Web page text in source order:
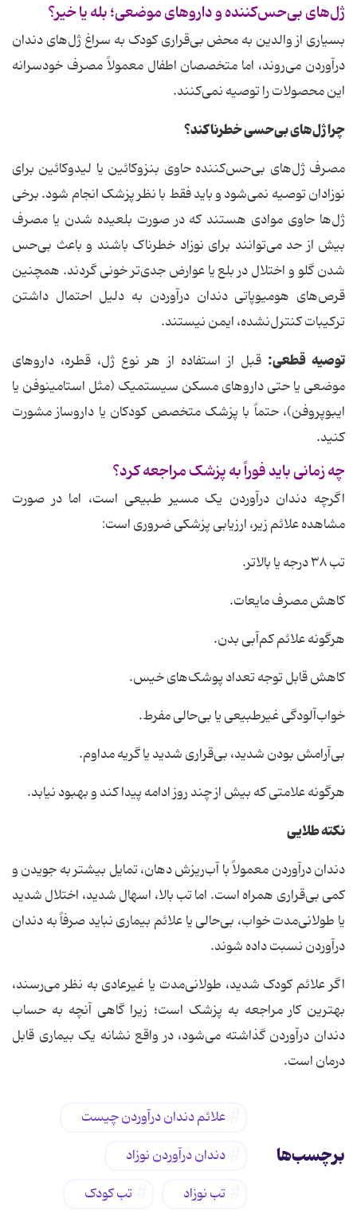
ژل‌های بی‌حس‌کننده و داروهای موضعی؛ بله یا خیر؟
بسیاری از والدین به محض بی‌قراری کودک به سراغ ژل‌های دندان
درآوردن می‌روند، اما متخصصان اطفال معمولاً مصرف خودسرانه
این محصولات را توصیه نمی‌کنند.
چرا ژل‌های بی‌حسی خطرناکند؟
مصرف ژل‌های بی‌حس‌کننده حاوی بنزوکائین یا لیدوکائین برای
نوزادان توصیه نمی‌شود و باید فقط با نظر پزشک انجام شود. برخی
ژل‌ها حاوی موادی هستند که در صورت بلعیده شدن یا مصرف
بیش از حد می‌توانند برای نوزاد خطرناک باشند و باعث بی‌حس
شدن گلو و اختلال در بلع یا عوارض جدی‌تر خونی گردند. همچنین
قرص‌های هومیوپاتی دندان درآوردن به دلیل احتمال داشتن
ترکیبات کنترل‌نشده، ایمن نیستند.
توصیه قطعی: قبل از استفاده از هر نوع ژل، قطره، داروهای
موضعی یا حتی داروهای مسکن سیستمیک (مثل استامینوفن یا
ایبوپروفن)، حتماً با پزشک متخصص کودکان یا داروساز مشورت
کنید.
چه زمانی باید فوراً به پزشک مراجعه کرد؟
اگرچه دندان درآوردن یک مسیر طبیعی است، اما در صورت
مشاهده علائم زیر، ارزیابی پزشکی ضروری است:
تب ۳۸ درجه یا بالاتر.
کاهش مصرف مایعات.
هرگونه علائم کم‌آبی بدن.
کاهش قابل توجه تعداد پوشک‌های خیس.
خواب‌آلودگی غیرطبیعی یا بی‌حالی مفرط.
بی‌آرامش بودن شدید، بی‌قراری شدید یا گریه مداوم.
هرگونه علامتی که بیش از چند روز ادامه پیدا کند و بهبود نیابد.
نکته طلایی
دندان درآوردن معمولاً با آب‌ریزش دهان، تمایل بیشتر به جویدن و
کمی بی‌قراری همراه است. اما تب بالا، اسهال شدید، اختلال شدید
یا طولانی‌مدت خواب، بی‌حالی یا علائم بیماری نباید صرفاً به دندان
درآوردن نسبت داده شوند.
اگر علائم کودک شدید، طولانی‌مدت یا غیرعادی به نظر می‌رسند،
بهترین کار مراجعه به پزشک است؛ زیرا گاهی آنچه به حساب
دندان درآوردن گذاشته می‌شود، در واقع نشانه یک بیماری قابل
درمان است.
برچسب‌ها
علائم دندان درآوردن چیست
دندان درآوردن نوزاد
تب نوزاد
تب کودک